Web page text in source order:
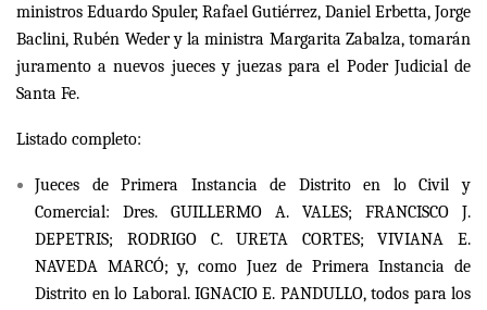
ministros Eduardo Spuler, Rafael Gutiérrez, Daniel Erbetta, Jorge
Baclini, Rubén Weder y la ministra Margarita Zabalza, tomarán
juramento a nuevos jueces y juezas para el Poder Judicial de
Santa Fe.
Listado completo:
Jueces de Primera Instancia de Distrito en lo Civil y
Comercial: Dres. GUILLERMO A. VALES; FRANCISCO J.
DEPETRIS; RODRIGO C. URETA CORTES; VIVIANA E.
NAVEDA MARCÓ; y, como Juez de Primera Instancia de
Distrito en lo Laboral. IGNACIO E. PANDULLO, todos para los